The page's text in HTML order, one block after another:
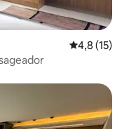
4,8 de uma
4,8 (15)